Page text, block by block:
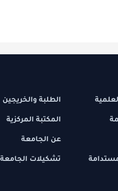
الطلبة والخريجين
المكتبة المركزية
عن الجامعة
تشكيلات الجامعة